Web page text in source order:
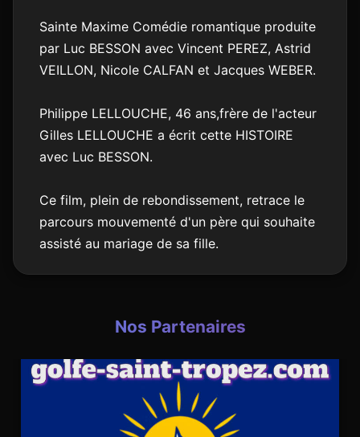
Sainte Maxime Comédie romantique produite
par Luc BESSON avec Vincent PEREZ, Astrid
VEILLON, Nicole CALFAN et Jacques WEBER.
Philippe LELLOUCHE, 46 ans,frère de l'acteur
Gilles LELLOUCHE a écrit cette HISTOIRE
avec Luc BESSON.
Ce film, plein de rebondissement, retrace le
parcours mouvementé d'un père qui souhaite
assisté au mariage de sa fille.
Nos Partenaires